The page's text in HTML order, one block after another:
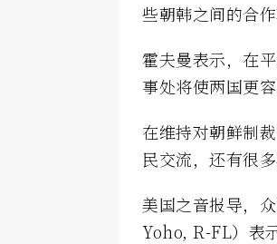
些朝韩之间的合作
霍夫曼表示，在
事处将使两国更
在维持对朝鲜制
民交流，还有很
美国之音报导，
Yoho, R-FL）表